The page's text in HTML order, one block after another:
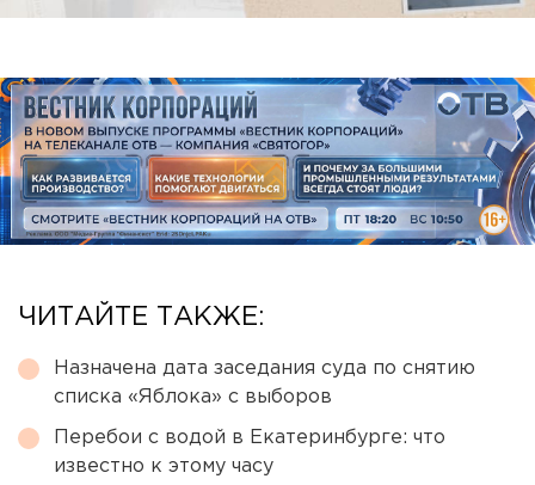
ЧИТАЙТЕ ТАКЖЕ:
Назначена дата заседания суда по снятию
списка «Яблока» с выборов
Перебои с водой в Екатеринбурге: что
известно к этому часу